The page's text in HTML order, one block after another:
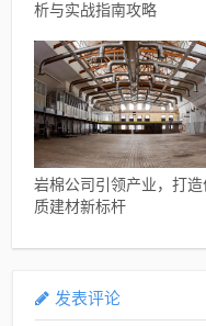
析与实战指南攻略
岩棉公司引领产业，打造
质建材新标杆
发表评论